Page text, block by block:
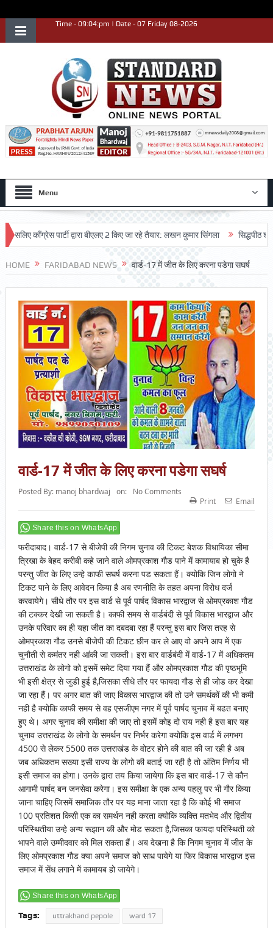
Time - 09:04:pm | Date - 07 Friday 08-2026
Menu
काँग्रेस पार्टी द्वारा बीएलए 2 किए जा रहे तैयार: लखन कुमार सिंगला सिद्धपीठ श्री
HOME FARIDABAD NEWS वार्ड-17 में जीत के लिए करना पडेगा सघर्ष
वार्ड-17 में जीत के लिए करना पडेगा सघर्ष
Posted By: manoj bhardwaj on:
No Comments
Print
Email
Share this on WhatsApp
फरीदाबाद। वार्ड-17 से बीजेपी की निगम चुनाव की टिकट बेशक विधायिका सीमा
त्रिखा के बेहद करीबी कहे जाने वाले ओमप्रकाश गौड पाने में कामायाब हो चुके है
परन्तु जीत के लिए उन्हे काफी सघर्ष करना पड सकता हैं। क्योकि जिन लोगो ने
टिकट पाने के लिए आवेदन किया है अब रणनीति के तहत अपना विरोध दर्ज
करवायेगे। सीधे तौर पर इस वार्ड से पूर्व पार्षद विकास भारद्वाज से ओमप्रकाश गौड
की टक्कर देखी जा सकती है। काफी समय से वार्डबंदी से पूर्व विकास भारद्वाज और
उनके परिवार का ही यहा जीत का दबदबा रहा हैं परन्तु इस बार जिस तरह से
ओमप्रकाश गौड उनसे बीजेपी की टिकट छीन कर ले आए वो अपने आप में एक
चुनौती से कमंतर नही आंकी जा सकती। इस बार वार्डबंदी में वार्ड-17 में अधिकतम
उत्तराखंड के लोगो को इसमें समेट दिया गया हैं और ओमप्रकाश गौड की पृष्ठभूमि
भी इसी क्षेत्र से जुडी हुई है,जिसका सीधे तौर पर फायदा गौड से ही जोड कर देखा
जा रहा हैं। पर अगर बात की जाए विकास भारद्वाज की तो उने समर्थकों की भी कमी
नही है क्योकि काफी समय से वह एसजीएम नगर में पूर्व पार्षद चुनाव में बढत बनाए
हुए थे। अगर चुनाव की समीक्षा की जाए तो इसमें कोइ दो राय नही है इस बार यह
चुनाव उत्तराखंड के लोगो के समर्थन पर निर्भर करेगा क्योकि इस वार्ड में लगभग
4500 से लेकर 5500 तक उत्तराखंड के वोटर होने की बात की जा रही है अब
जब अधिकतम सख्या इसी राज्य के लोगो की बताई जा रही है तो अंतिम निर्णय भी
इसी समाज का होगा। उनके द्वारा तय किया जायेगा कि इस बार वार्ड-17 से कौन
आगामी पार्षद बन जनसेवा करेगा। इस समीक्षा के एक अन्य पहलु पर भी गौर किया
जाना चाहिए जिसमें समाजिक तौर पर यह माना जाता रहा है कि कोई भी समाज
100 प्रतिशत किसी एक का समर्थन नही करता क्योकि व्यक्ति मतभेद और द्वितीय
परिस्थितीया उन्हे अन्य रूझान की और मोड सकता है,जिसका फायदा परिस्थिती को
भापने वाले उम्मीदवार को मिल सकता हैं। अब देखना है कि निगम चुनाव में जीत के
लिए ओमप्रकाश गौड क्या अपने समाज को साध पायेगे या फिर विकास भारद्वाज इस
समाज में सेंध लगाने में कामायब हो जायेगे।
Share this on WhatsApp
Tags: uttrakhand pepole ward 17